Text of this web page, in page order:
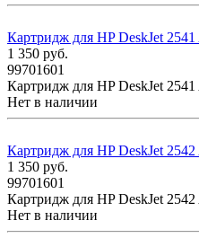
Картридж для HP DeskJet
1 350 руб.
99701601
Картридж для HP DeskJet
Нет в наличии
Картридж для HP DeskJet
1 350 руб.
99701601
Картридж для HP DeskJet
Нет в наличии